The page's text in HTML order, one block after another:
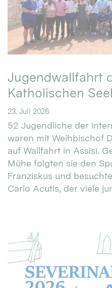
Jugendwallfahrt
Katholischen
23. Juli 2026
52 Jugendliche der
waren mit Weihbischof
auf Wallfahrt in Assisi.
Mühe folgten sie den
Franziskus und
Carlo Acutis, der viele